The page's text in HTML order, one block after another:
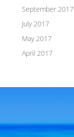
September 2017
July 2017
May 2017
April 2017